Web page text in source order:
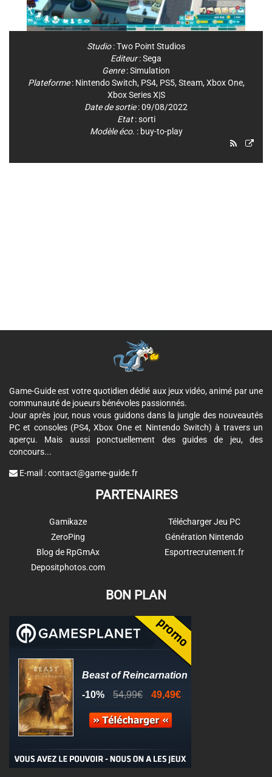
Studio:Two Point Studios
Editeur:Sega
Genre:Simulation
Plateforme: Nintendo Switch, PS4, PS5, Steam, Xbox One,
Xbox Series X|S
Date de sortie: 09/08/2022
Etat: sorti
Modèle éco. : buy-to-play
Game-Guide est votre quotidien dédié aux jeux vidéo, animé par une
communauté de joueurs bénévoles passionnés.
Jour après jour, nous vous guidons dans la jungle des nouveautés
PC et consoles (PS4, Xbox One et Nintendo Switch) à travers un
aperçu. Mais aussi ponctuellement des guides de jeu, des
concours...
E-mail :contact@game-guide.fr
PARTENAIRES
Gamikaze
ZeroPing
Blog de RpGmAx
Depositphotos.com
Télécharger Jeu PC
Génération Nintendo
Esportrecrutement.fr
BON PLAN